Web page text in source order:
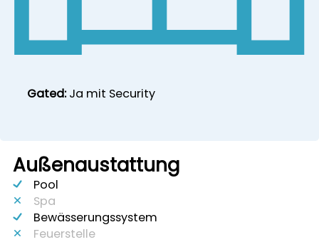
Gated:Ja mit Security
Außenaustattung
Pool
Spa
Bewässerungssystem
Feuerstelle